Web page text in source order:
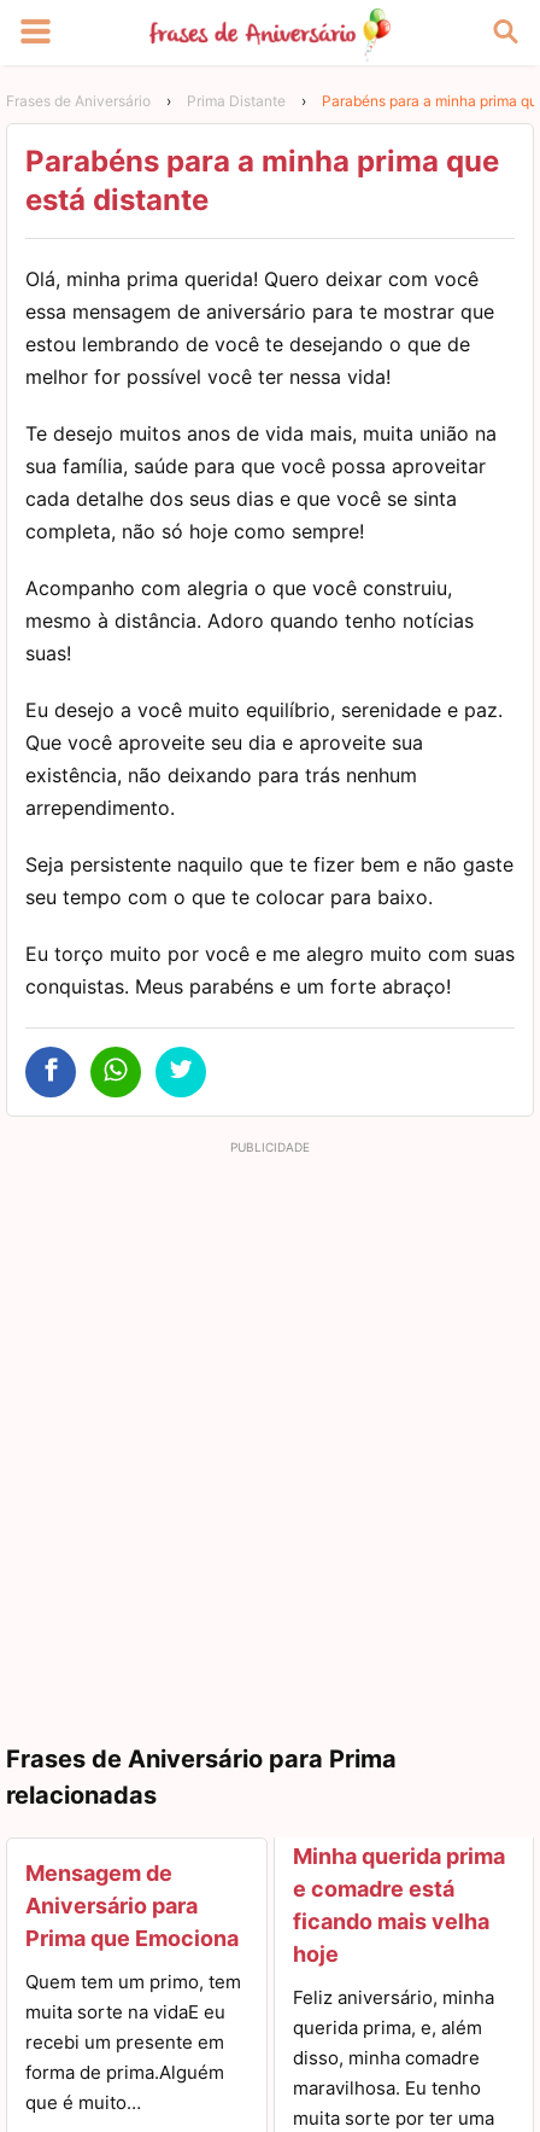
Frases de Aniversário › Prima Distante › Parabéns para a minha prima
Parabéns para a minha prima que
está distante
Olá, minha prima querida! Quero deixar com você
essa mensagem de aniversário para te mostrar que
estou lembrando de você te desejando o que de
melhor for possível você ter nessa vida!
Te desejo muitos anos de vida mais, muita união na
sua família, saúde para que você possa aproveitar
cada detalhe dos seus dias e que você se sinta
completa, não só hoje como sempre!
Acompanho com alegria o que você construiu,
mesmo à distância. Adoro quando tenho notícias
suas!
Eu desejo a você muito equilíbrio, serenidade e paz.
Que você aproveite seu dia e aproveite sua
existência, não deixando para trás nenhum
arrependimento.
Seja persistente naquilo que te fizer bem e não gaste
seu tempo com o que te colocar para baixo.
Eu torço muito por você e me alegro muito com suas
conquistas. Meus parabéns e um forte abraço!
Frases de Aniversário para Prima
relacionadas
Mensagem de
Aniversário para
Prima que Emociona
Quem tem um primo, tem
muita sorte na vidaE eu
recebi um presente em
forma de prima.Alguém
que é muito…
Minha querida prima
e comadre está
ficando mais velha
hoje
Feliz aniversário, minha
querida prima, e, além
disso, minha comadre
maravilhosa. Eu tenho
muita sorte por ter uma